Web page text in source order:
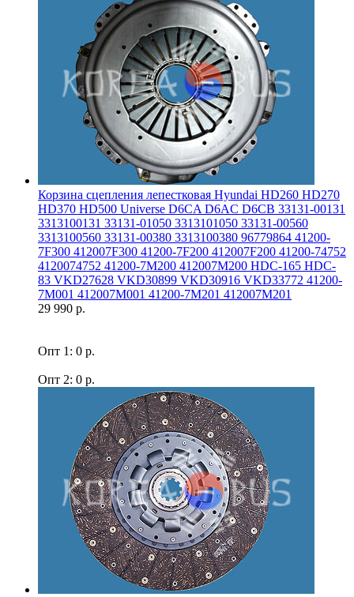
Корзина сцепления лепестковая Hyundai HD260 HD270
HD370 HD500 Universe D6CA D6AC D6CB 33131-00131
3313100131 33131-01050 3313101050 33131-00560
3313100560 33131-00380 3313100380 96779864 41200-
7F300 412007F300 41200-7F200 412007F200 41200-74752
4120074752 41200-7M200 412007M200 HDC-165 HDC-
83 VKD27628 VKD30899 VKD30916 VKD33772 41200-
7M001 412007M001 41200-7M201 412007M201
29 990 р.
Опт 1: 0 р.
Опт 2: 0 р.